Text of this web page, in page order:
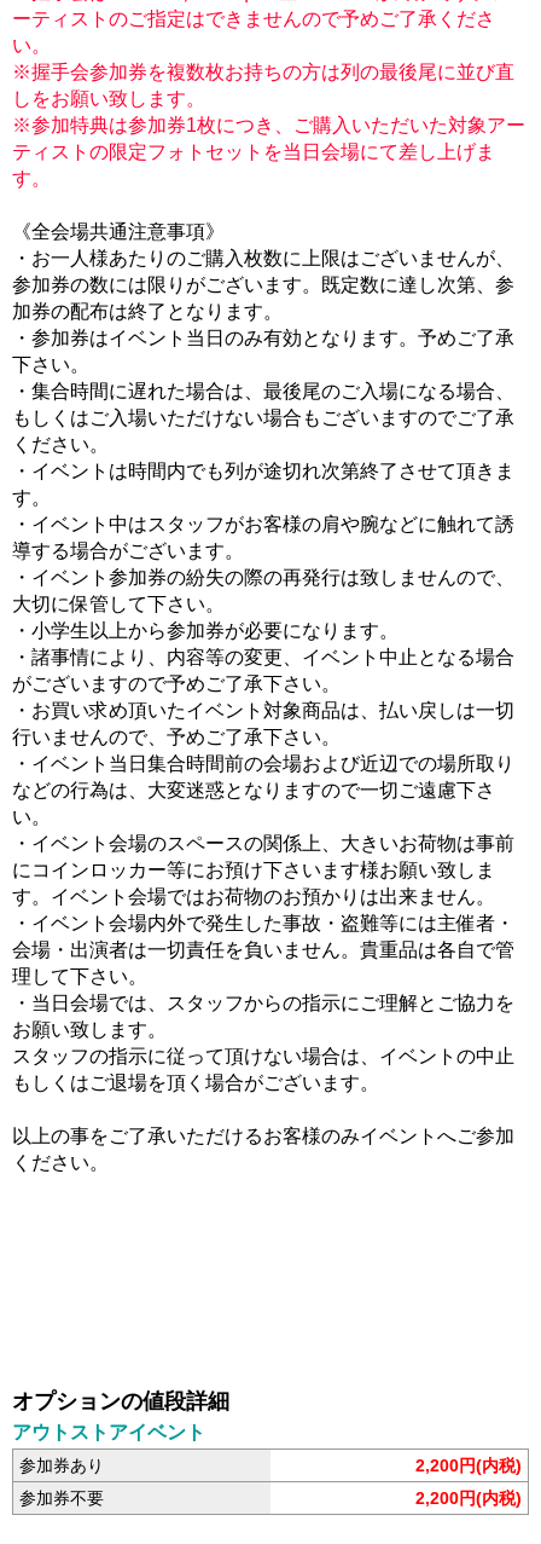
ーティストのご指定はできませんので予めご了承くださ
い。
※握手会参加券を複数枚お持ちの方は列の最後尾に並び直
しをお願い致します。
※参加特典は参加券1枚につき、ご購入いただいた対象アー
ティストの限定フォトセットを当日会場にて差し上げま
す。
《全会場共通注意事項》
・お一人様あたりのご購入枚数に上限はございませんが、
参加券の数には限りがございます。既定数に達し次第、参
加券の配布は終了となります。
・参加券はイベント当日のみ有効となります。予めご了承
下さい。
・集合時間に遅れた場合は、最後尾のご入場になる場合、
もしくはご入場いただけない場合もございますのでご了承
ください。
・イベントは時間内でも列が途切れ次第終了させて頂きま
す。
・イベント中はスタッフがお客様の肩や腕などに触れて誘
導する場合がございます。
・イベント参加券の紛失の際の再発行は致しませんので、
大切に保管して下さい。
・小学生以上から参加券が必要になります。
・諸事情により、内容等の変更、イベント中止となる場合
がございますので予めご了承下さい。
・お買い求め頂いたイベント対象商品は、払い戻しは一切
行いませんので、予めご了承下さい。
・イベント当日集合時間前の会場および近辺での場所取り
などの行為は、大変迷惑となりますので一切ご遠慮下さ
い。
・イベント会場のスペースの関係上、大きいお荷物は事前
にコインロッカー等にお預け下さいます様お願い致しま
す。イベント会場ではお荷物のお預かりは出来ません。
・イベント会場内外で発生した事故・盗難等には主催者・
会場・出演者は一切責任を負いません。貴重品は各自で管
理して下さい。
・当日会場では、スタッフからの指示にご理解とご協力を
お願い致します。
スタッフの指示に従って頂けない場合は、イベントの中止
もしくはご退場を頂く場合がございます。
以上の事をご了承いただけるお客様のみイベントへご参加
ください。
オプションの値段詳細
アウトストアイベント
参加券あり
2,200円(内税)
参加券不要
2,200円(内税)